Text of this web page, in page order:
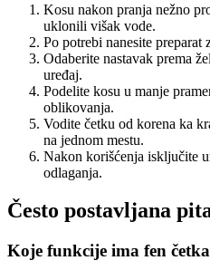
Kosu nakon pranja nežno
uklonili višak vode.
Po potrebi nanesite preparat
Odaberite nastavak prema
uređaj.
Podelite kosu u manje
oblikovanja.
Vodite četku od korena ka
na jednom mestu.
Nakon korišćenja isključite
odlaganja.
Često postavljana
Koje funkcije ima fen